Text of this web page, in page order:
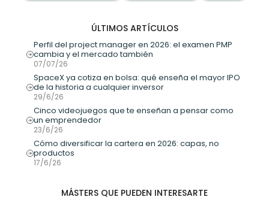
ÚLTIMOS ARTÍCULOS
Perfil del project manager en 2026: el examen PMP
cambia y el mercado también
07/07/26
SpaceX ya cotiza en bolsa: qué enseña el mayor IPO
de la historia a cualquier inversor
29/6/26
Cinco videojuegos que te enseñan a pensar como
un emprendedor
23/6/26
Cómo diversificar la cartera en 2026: capas, no
productos
17/6/26
MÁSTERS QUE PUEDEN INTERESARTE